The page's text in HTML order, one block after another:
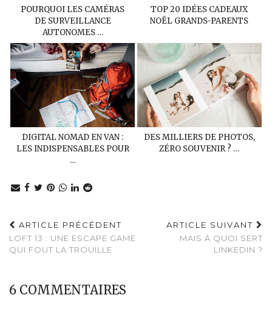
POURQUOI LES CAMÉRAS
DE SURVEILLANCE
AUTONOMES …
TOP 20 IDÉES CADEAUX
NOËL GRANDS-PARENTS
DIGITAL NOMAD EN VAN :
LES INDISPENSABLES POUR
…
DES MILLIERS DE PHOTOS,
ZÉRO SOUVENIR ? …
ARTICLE PRÉCÉDENT
LOFT 13 : UNE ESCAPE GAME
QUI FOUT LA TROUILLE
ARTICLE SUIVANT
MAIS À QUOI SERT
LINKEDIN ?
6 COMMENTAIRES